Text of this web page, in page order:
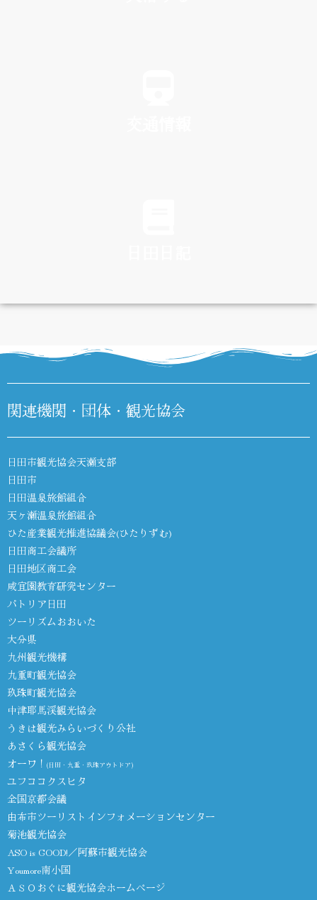
DIARY
関連機関・団体・観光協会
日田市観光協会天瀬支部
日田市
日田温泉旅館組合
天ヶ瀬温泉旅館組合
ひた産業観光推進協議会(ひたりずむ)
日田商工会議所
日田地区商工会
咸宜園教育研究センター
パトリア日田
ツーリズムおおいた
大分県
九州観光機構
九重町観光協会
玖珠町観光協会
中津耶馬渓観光協会
うきは観光みらいづくり公社
あさくら観光協会
オーワ！ (日田・九重・玖珠アウトドア)
ユフココクスヒタ
全国京都会議
由布市ツーリストインフォメーションセンター
菊池観光協会
ASO is GOOD!／阿蘇市観光協会
Youmore南小国
ＡＳＯおぐに観光協会ホームページ